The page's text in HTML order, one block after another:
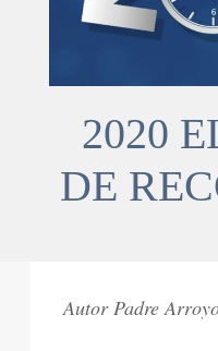
2020
DE
Autor Padre